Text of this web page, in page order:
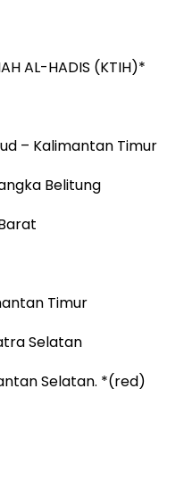
AL-HADIS (KTIH)*
– Kalimantan Timur
Belitung
Timur
Selatan
Selatan. *(red)